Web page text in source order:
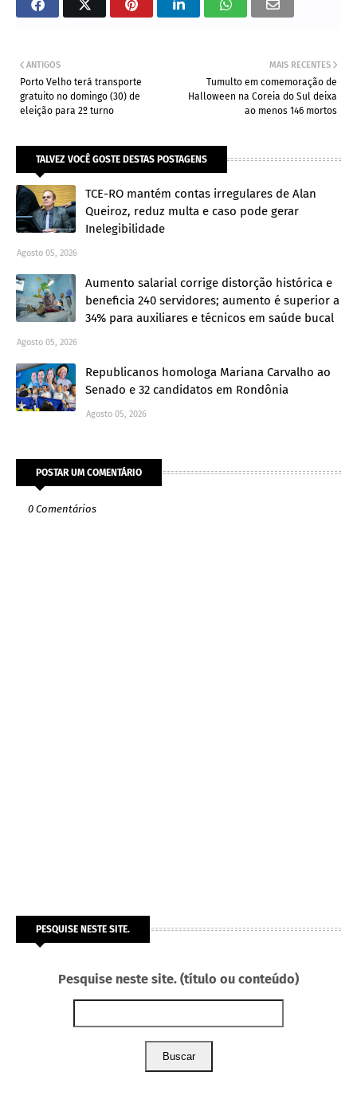
MAIS RECENTES
Tumulto em comemoração de
Halloween na Coreia do Sul deixa
ao menos 146 mortos
ANTIGOS
Porto Velho terá transporte
gratuito no domingo (30) de
eleição para 2º turno
TALVEZ VOCÊ GOSTE DESTAS POSTAGENS
TCE-RO mantém contas irregulares de Alan
Queiroz, reduz multa e caso pode gerar
Inelegibilidade
Agosto 05, 2026
Aumento salarial corrige distorção histórica e
beneficia 240 servidores; aumento é superior a
34% para auxiliares e técnicos em saúde bucal
Agosto 05, 2026
Republicanos homologa Mariana Carvalho ao
Senado e 32 candidatos em Rondônia
Agosto 05, 2026
POSTAR UM COMENTÁRIO
0 Comentários
PESQUISE NESTE SITE.
Pesquise neste site. (título ou conteúdo)
Buscar